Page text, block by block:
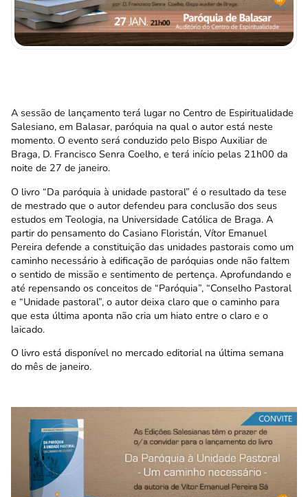
A sessão de lançamento terá lugar no Centro de Espiritualidade
Salesiano, em Balasar, paróquia na qual o autor está neste
momento. O evento será conduzido pelo Bispo Auxiliar de
Braga, D. Francisco Senra Coelho, e terá início pelas 21h00 da
noite de 27 de janeiro.
O livro “Da paróquia à unidade pastoral” é o resultado da tese
de mestrado que o autor defendeu para conclusão dos seus
estudos em Teologia, na Universidade Católica de Braga. A
partir do pensamento do Casiano Floristán, Vítor Emanuel
Pereira defende a constituição das unidades pastorais como um
caminho necessário à edificação de paróquias onde não faltem
o sentido de missão e sentimento de pertença. Aprofundando e
até repensando os conceitos de “Paróquia”, “Conselho Pastoral
e “Unidade pastoral”, o autor deixa claro que o caminho para
que esta última aponta não cria um hiato entre o claro e o
laicado.
O livro está disponível no mercado editorial na última semana
do mês de janeiro.